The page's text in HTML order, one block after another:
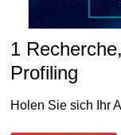
1
Profiling
Holen Sie sich Ihr